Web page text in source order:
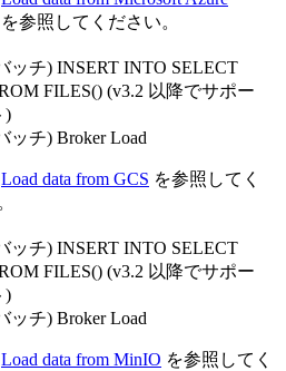
を参照してください。
ッチ) INSERT INTO SELECT
FILES() (v3.2 以降でサポー
)
ッチ) Broker Load
Load data from GCS を参照してく
ッチ) INSERT INTO SELECT
FILES() (v3.2 以降でサポー
)
ッチ) Broker Load
Load data from MinIO を参照してく